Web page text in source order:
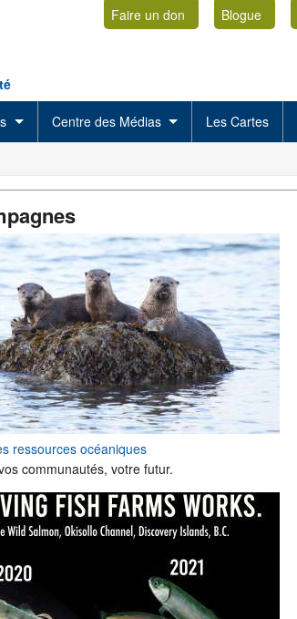
Faire un don Blogue
Centre des Médias Les Cartes
ressources océaniques
communautés, votre futur.